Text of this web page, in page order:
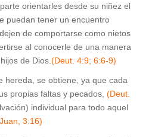
orientarles desde su niñez el
puedan tener un encuentro
de comportarse como nietos
al conocerle de una manera
de Dios. (Deut. 4:9; 6:6-9)
hereda, se obtiene, ya que cada
propias faltas y pecados, (Deut.
individual para todo aquel
3:16)